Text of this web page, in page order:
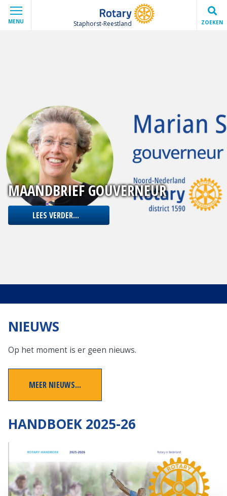
MENU Staphorst-Reestland ZOEKEN
MAANDBRIEF GOUVERNEUR
LEES VERDER...
NIEUWS
Op het moment is er geen nieuws.
MEER NIEUWS...
HANDBOEK 2025-26